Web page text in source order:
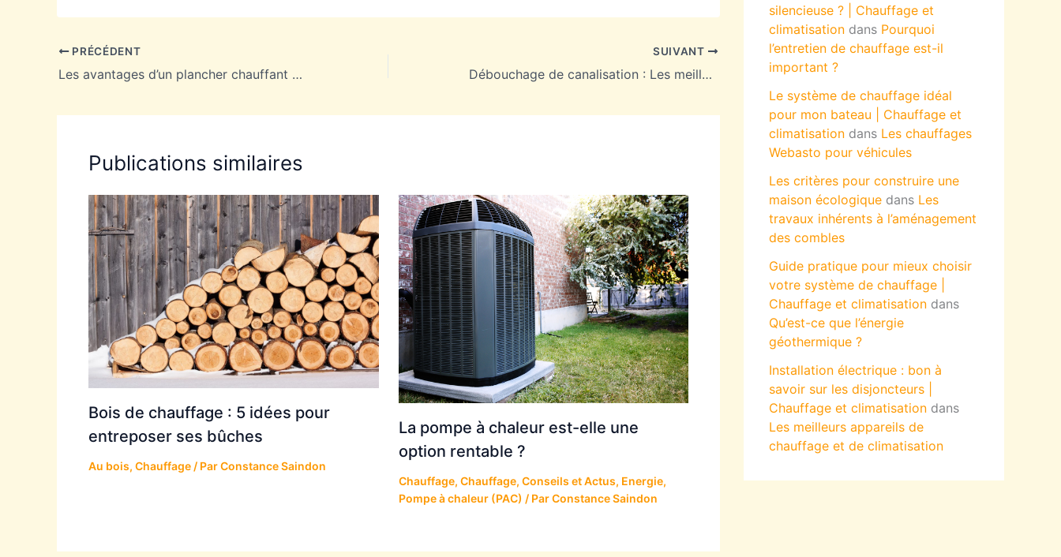
PRÉCÉDENT
Les avantages d’un plancher chauffant dans une cuisine ou une salle de bains
SUIVANT
Débouchage de canalisation : Les meilleures techniques pour un résultat durable
Publications similaires
Bois de chauffage : 5 idées pour
entreposer ses bûches
Au bois, Chauffage / ParConstance Saindon
La pompe à chaleur est-elle une
option rentable ?
Chauffage, Chauffage, Conseils et Actus, Energie,
Pompe à chaleur (PAC) / ParConstance Saindon
silencieuse ? | Chauffage et
climatisation dans Pourquoi
l’entretien de chauffage est-il
important ?
Le système de chauffage idéal
pour mon bateau | Chauffage et
climatisation dans Les chauffages
Webasto pour véhicules
Les critères pour construire une
maison écologique dans Les
travaux inhérents à l’aménagement
des combles
Guide pratique pour mieux choisir
votre système de chauffage |
Chauffage et climatisation dans
Qu’est-ce que l’énergie
géothermique ?
Installation électrique : bon à
savoir sur les disjoncteurs |
Chauffage et climatisation dans
Les meilleurs appareils de
chauffage et de climatisation